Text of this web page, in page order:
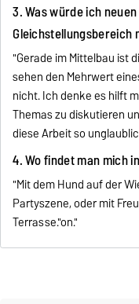
3. Was würde ich
Gleichstellungsbereich
"Gerade im Mittelbau ist
sehen den Mehrwert
nicht. Ich denke es hilft
Themas zu diskutieren
diese Arbeit so
4. Wo findet man mich
"Mit dem Hund auf der
Partyszene, oder mit
Terrasse."on."